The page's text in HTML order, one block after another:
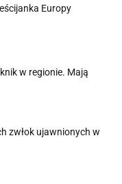
Europy
w regionie. Mają
zwłok ujawnionych w